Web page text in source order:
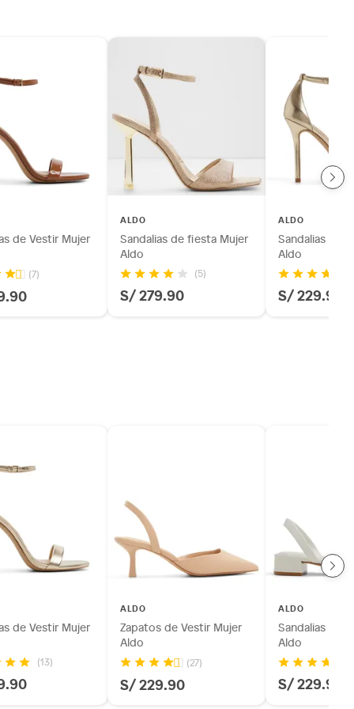
de Vestir Mujer
(7)
ALDO
Sandalias de fiesta Mujer
Aldo
(5)
S/ 279.90
ALDO
Sandalias de
Aldo
S/ 229.90
de Vestir Mujer
(13)
ALDO
Zapatos de Vestir Mujer
Aldo
(27)
S/ 229.90
ALDO
Sandalias
Aldo
S/ 229.90